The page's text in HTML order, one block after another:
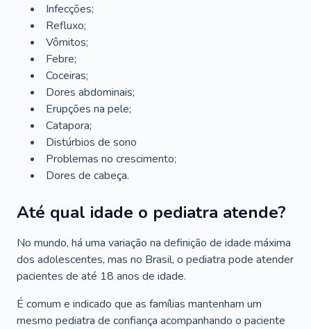
Infecções;
Refluxo;
Vômitos;
Febre;
Coceiras;
Dores abdominais;
Erupções na pele;
Catapora;
Distúrbios de sono
Problemas no crescimento;
Dores de cabeça.
Até qual idade o pediatra atende?
No mundo, há uma variação na definição de idade máxima
dos adolescentes, mas no Brasil, o pediatra pode atender
pacientes de até 18 anos de idade.
É comum e indicado que as famílias mantenham um
mesmo pediatra de confiança acompanhando o paciente